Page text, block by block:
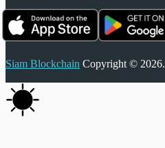
Siam Blockchain Copyright © 2026.